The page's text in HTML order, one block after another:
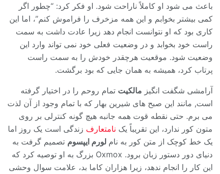
باعث می شود او کاملاً ناراحت شود. او فکر کرد: “چطور اگر
کمی بیشتر بخوابم و این همه مزخرف را فراموش کنم”، اما این
کاری بود که او نتوانست انجام دهد زیرا عادت داشت به سمت
راست خود بخوابد و در وضعیت فعلی خود نمی تواند وارد این
وضعیت شود. موقعیت هرچقدر خودش را به سمت راست
پرتاب کرد، همیشه به همان جایی که بود برگشت.
آرامشی شگفت انگیز مالکیت تمام روحم را در اختیار گرفته
است, مانند این صبح های شیرین بهار که با تمام وجود از آن لذت
می برم. حتی نقطه قوت همه جانبه هیچ گونه کنترلی بر روی
متون کور ندارد، این تقریباً یک نامتعارف زندگی است یک روز اما
یک خط کوچک از متن کور به نام لورم ایپسوم تصمیم گرفت به
دنیای دور دستور زبان برود. Oxmox بزرگ به او توصیه کرد که
این کار را انجام ندهد، زیرا هزاران کاما بد، علامت سوال وحشی